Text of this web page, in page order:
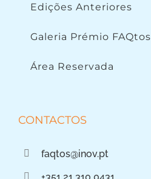
Edições Anteriores
Galeria Prémio FAQtos
Área Reservada
CONTACTOS
faqtos@inov.pt